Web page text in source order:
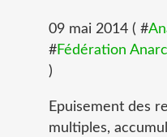
09 mai 2014 ( #
#Fédération
)
Epuisement des
multiples,